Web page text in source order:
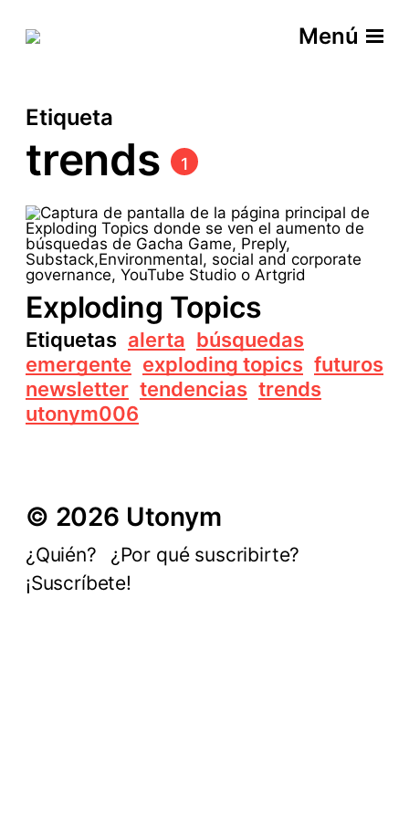
Menú
Etiqueta
trends 1
Exploding Topics
Etiquetas alerta búsquedas
emergente exploding topics futuros
newsletter tendencias trends
utonym006
© 2026 Utonym
¿Quién?
¿Por qué suscribirte?
¡Suscríbete!